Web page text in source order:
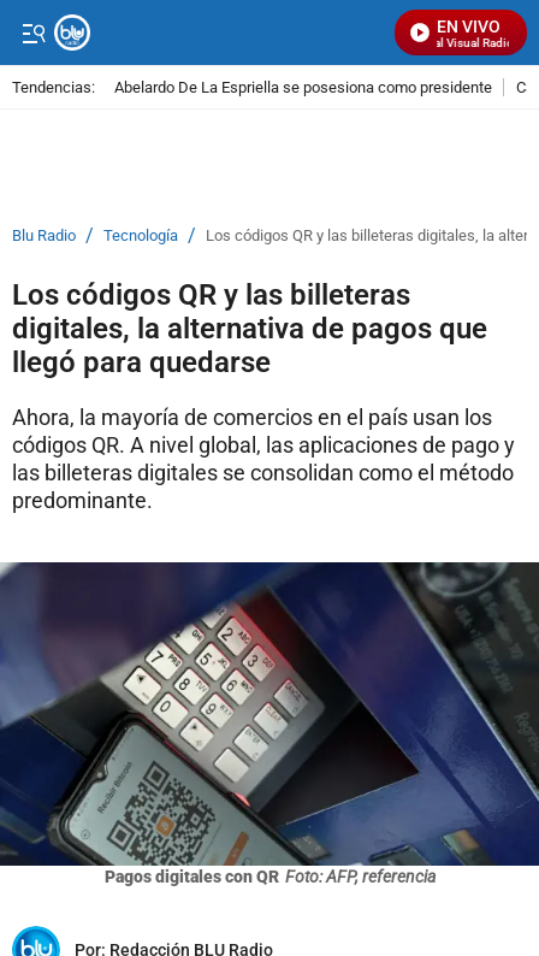
EN VIVO
Señal Visual Radio
Tendencias: Abelardo De La Espriella se posesiona como presidente
Blu Radio / Tecnología / Los códigos QR y las billeteras digitales, la
Los códigos QR y las billeteras
digitales, la alternativa de pagos que
llegó para quedarse
Ahora, la mayoría de comercios en el país usan los
códigos QR. A nivel global, las aplicaciones de pago y
las billeteras digitales se consolidan como el método
predominante.
Pagos digitales con QR Foto: AFP, referencia
Por: Redacción BLU Radio